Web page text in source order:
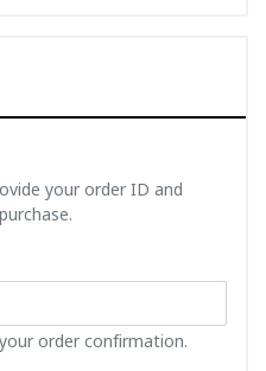
your order ID and
order confirmation.